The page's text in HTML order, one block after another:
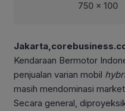
750 x 100
Kendaraan Bermotor
penjualan varian mobil
masih mendominasi
Secara general,